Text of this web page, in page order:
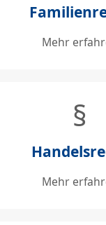
Mehr
§
Mehr